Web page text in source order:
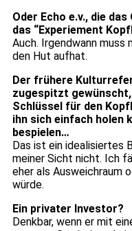
Oder Echo e.v., die
das “Experiement
Auch. Irgendwann muss
den Hut aufhat.
Der frühere
zugespitzt
Schlüssel für den
ihn sich einfach holen
bespielen…
Das ist ein idealisiertes
meiner Sicht nicht. Ich
eher als Ausweichraum
würde.
Ein privater Investor?
Denkbar, wenn er mit